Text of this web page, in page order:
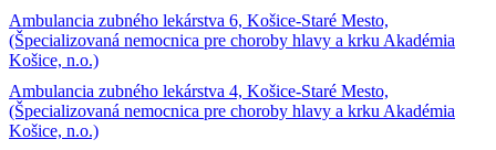
Ambulancia zubného lekárstva 6, Košice-Staré Mesto,
(Špecializovaná nemocnica pre choroby hlavy a krku Akadémia
Košice, n.o.)
Ambulancia zubného lekárstva 4, Košice-Staré Mesto,
(Špecializovaná nemocnica pre choroby hlavy a krku Akadémia
Košice, n.o.)